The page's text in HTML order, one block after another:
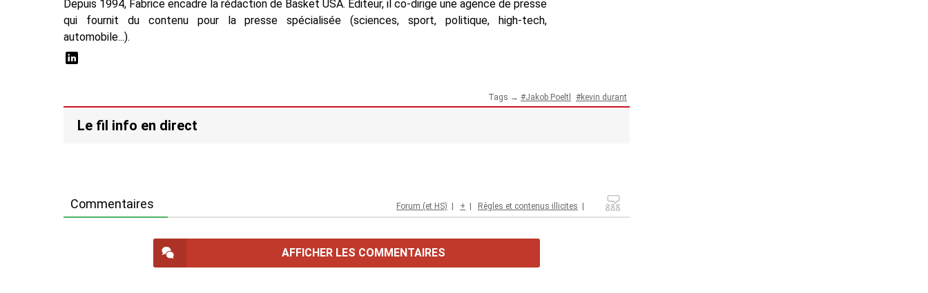
Depuis 1994, Fabrice encadre la rédaction de Basket USA. Editeur, il co-dirige une agence de presse
qui fournit du contenu pour la presse spécialisée (sciences, sport, politique, high-tech,
automobile...).
Tags → Jakob Poeltl kevin durant
Le fil info en direct
Commentaires Forum (et HS) | + | Règles et contenus illicites |
AFFICHER LES COMMENTAIRES